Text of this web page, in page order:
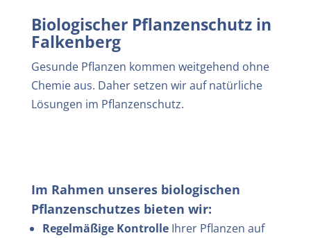
Biologischer Pflanzenschutz in
Falkenberg
Gesunde Pflanzen kommen weitgehend ohne
Chemie aus. Daher setzen wir auf natürliche
Lösungen im Pflanzenschutz.
Im Rahmen unseres biologischen
Pflanzenschutzes bieten wir:
Regelmäßige KontrolleIhrer Pflanzen auf